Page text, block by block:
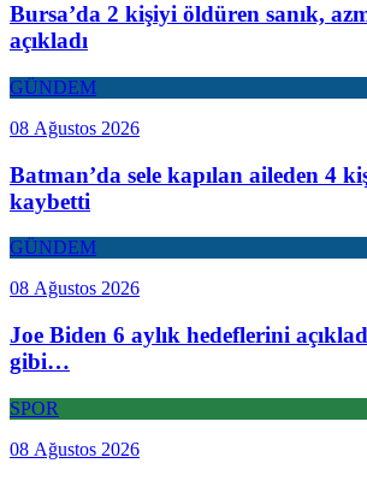
Bursa’da 2 kişiyi öldüren sanık,
açıkladı
GÜNDEM
08 Ağustos 2026
Batman’da sele kapılan aileden 4
kaybetti
GÜNDEM
08 Ağustos 2026
Joe Biden 6 aylık hedeflerini
gibi…
SPOR
08 Ağustos 2026